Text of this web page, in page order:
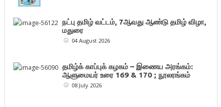
நட்பு தமிழ் வட்டம், 7ஆவது ஆண்டு தமிழ் விழா,
மதுரை
04 August 2026
தமிழ்க் காப்புக் கழகம் – இணைய அரங்கம்:
ஆளுமையர் உரை 169 & 170 ; நூலரங்கம்
08 July 2026